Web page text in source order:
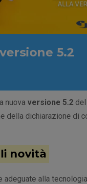
5.2
nuova versione 5.2
della dichiarazione di
novità
adeguate alla tecnologia